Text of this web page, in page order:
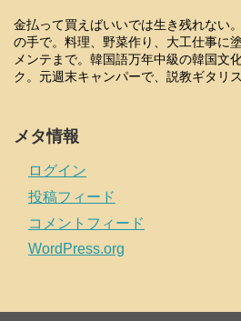
金払って買えばいいでは生き残れない
の手で。料理、野菜作り、大工仕事に
メンテまで。韓国語万年中級の韓国文
ク。元週末キャンパーで、説教ギタリ
メタ情報
ログイン
投稿フィード
コメントフィード
WordPress.org